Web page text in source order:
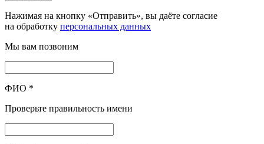
Нажимая на кнопку «Отправить», вы даёте согласие
на обработку персональных данных
Мы вам позвоним
ФИО *
Проверьте правильность имени